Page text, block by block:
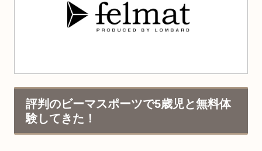
評判のビーマスポーツで5歳児と無料体
験してきた！